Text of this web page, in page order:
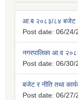
आ.ब २०८३/८४ बजेट
Post date: 06/24/
नगरपालिका आ.व
Post date: 06/30/
बजेट र नीति तथा
Post date: 06/27/